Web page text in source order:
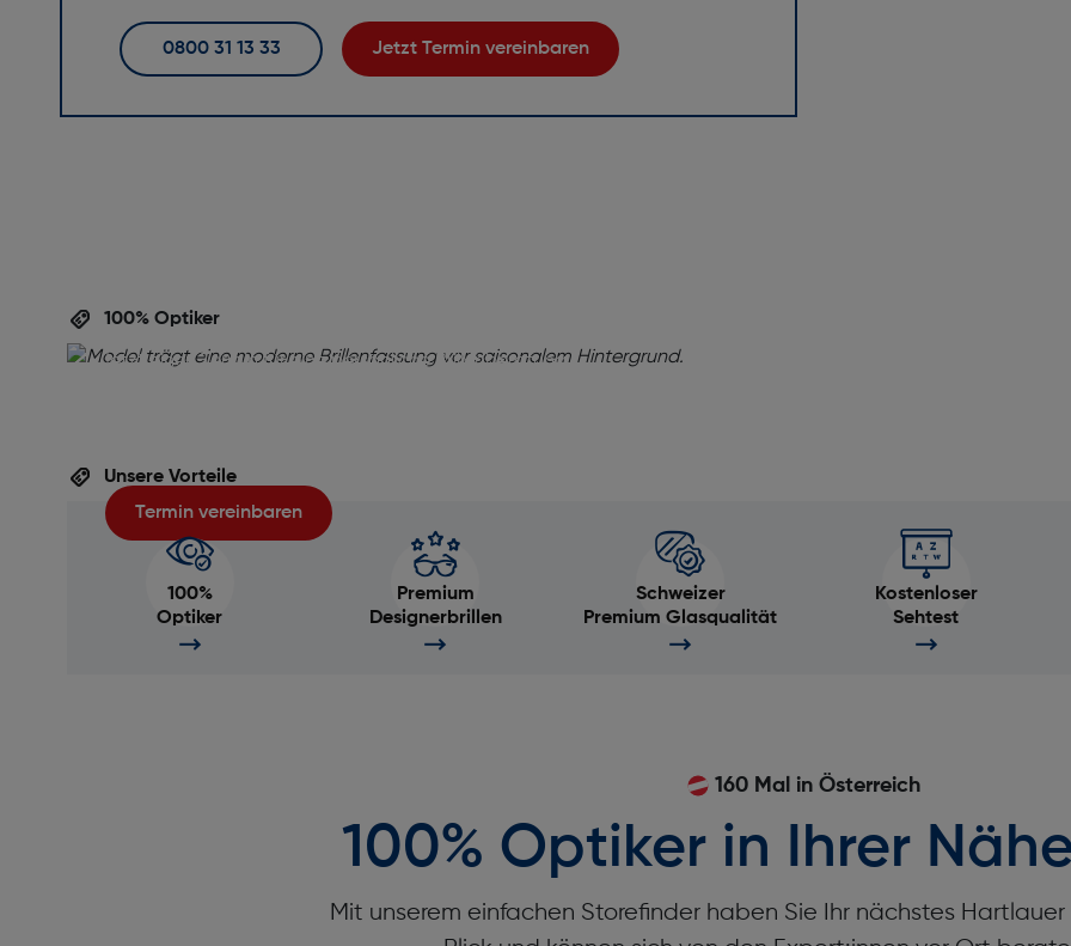
0800 31 13 33 Jetzt Termin vereinbaren
100% Optiker
Ihre Augen verdienen die beste Betreuung! Vereinbaren Sie
jetzt einen Termin für eine persönliche Brillenberatung
Termin vereinbaren
Unsere Vorteile
100%
Optiker
Premium
Designerbrillen
Schweizer
Premium Glasqualität
Kostenloser
Sehtest
160 Mal in Österreich
100% Optiker in Ihrer
Mit unserem einfachen Storefinder haben Sie Ihr nächstes